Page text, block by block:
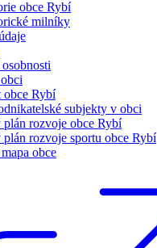
obce Rybí
milníky
obce Rybí
subjekty v obci
plán rozvoje obce Rybí
plán rozvoje sportu obce Rybí
obce